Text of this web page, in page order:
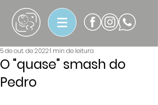
O "quase" smash do
Pedro
5 de out. de 20221 min de leitura